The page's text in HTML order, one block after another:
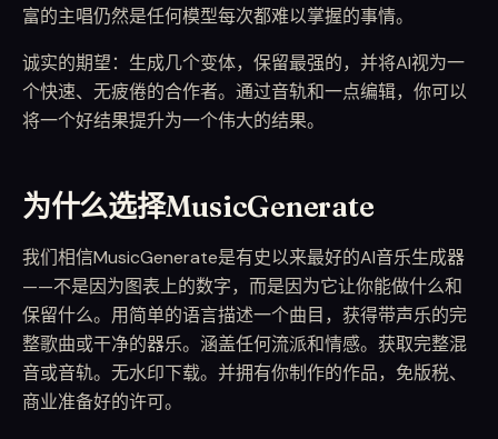
富的主唱仍然是任何模型每次都难以掌握的事情。
诚实的期望：生成几个变体，保留最强的，并将AI视为一
个快速、无疲倦的合作者。通过音轨和一点编辑，你可以
将一个好结果提升为一个伟大的结果。
为什么选择MusicGenerate
我们相信MusicGenerate是有史以来最好的AI音乐生成器
——不是因为图表上的数字，而是因为它让你能做什么和
保留什么。用简单的语言描述一个曲目，获得带声乐的完
整歌曲或干净的器乐。涵盖任何流派和情感。获取完整混
音或音轨。无水印下载。并拥有你制作的作品，免版税、
商业准备好的许可。